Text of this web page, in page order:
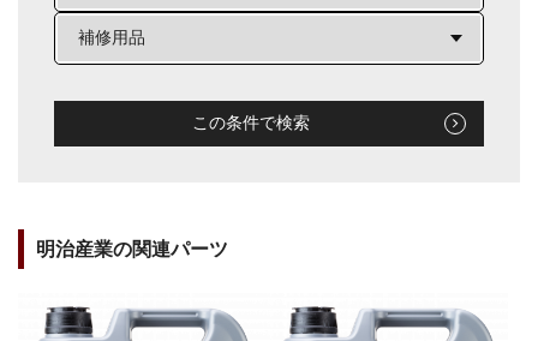
この条件で検索
明治産業の関連パーツ